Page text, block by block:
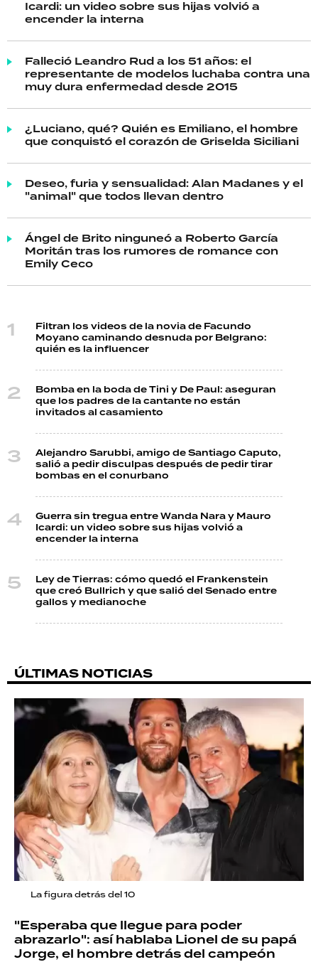
Icardi: un video sobre sus hijas volvió a
encender la interna
Falleció Leandro Rud a los 51 años: el
representante de modelos luchaba contra una
muy dura enfermedad desde 2015
¿Luciano, qué? Quién es Emiliano, el hombre
que conquistó el corazón de Griselda Siciliani
Deseo, furia y sensualidad: Alan Madanes y el
"animal" que todos llevan dentro
Ángel de Brito ninguneó a Roberto García
Moritán tras los rumores de romance con
Emily Ceco
Filtran los videos de la novia de Facundo
Moyano caminando desnuda por Belgrano:
quién es la influencer
Bomba en la boda de Tini y De Paul: aseguran
que los padres de la cantante no están
invitados al casamiento
Alejandro Sarubbi, amigo de Santiago Caputo,
salió a pedir disculpas después de pedir tirar
bombas en el conurbano
Guerra sin tregua entre Wanda Nara y Mauro
Icardi: un video sobre sus hijas volvió a
encender la interna
Ley de Tierras: cómo quedó el Frankenstein
que creó Bullrich y que salió del Senado entre
gallos y medianoche
ÚLTIMAS NOTICIAS
La figura detrás del 10
"Esperaba que llegue para poder
abrazarlo": así hablaba Lionel de su papá
Jorge, el hombre detrás del campeón